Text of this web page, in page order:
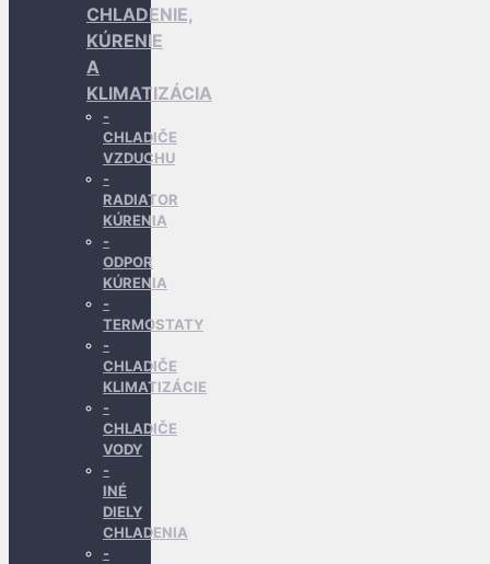
CHLADENIE,
KÚRENIE
A
KLIMATIZÁCIA
CHLADIČE
VZDUCHU
RADIATOR
KÚRENIA
ODPOR
KÚRENIA
TERMOSTATY
CHLADIČE
KLIMATIZÁCIE
CHLADIČE
VODY
INÉ
DIELY
CHLADENIA